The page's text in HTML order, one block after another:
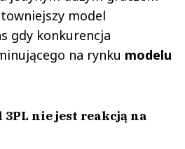
model
gdy konkurencja
na rynku modelu
3PL nie jest reakcją na